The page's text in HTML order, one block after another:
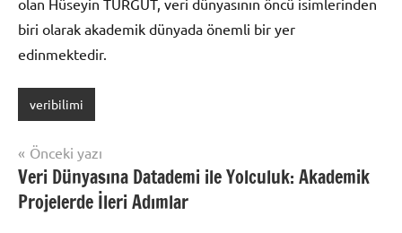
biri olarak akademik dünyada önemli bir yer
edinmektedir.
veribilimi
Yazı
gezinmesi
Önceki yazı
Veri Dünyasına Datademi ile Yolculuk: Akademik
Projelerde İleri Adımlar